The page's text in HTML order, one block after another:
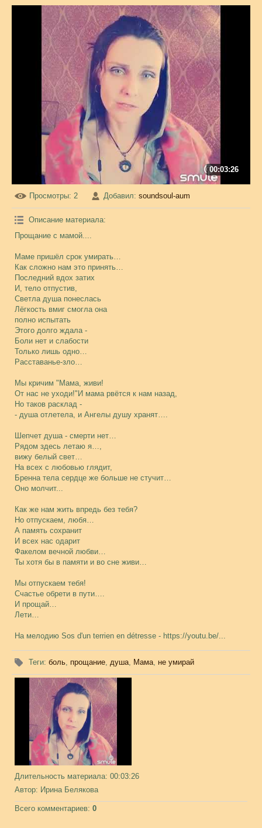
00:03:26
Просмотры: 2 Добавил: soundsoul-aum
Описание материала:
Прощание с мамой....
Маме пришёл срок умирать…
Как сложно нам это принять…
Последний вдох затих
И, тело отпустив,
Светла душа понеслась
Лёгкость вмиг смогла она
полно испытать
Этого долго ждала -
Боли нет и слабости
Только лишь одно…
Расставанье-зло…
Мы кричим "Мама, живи!
От нас не уходи!"И мама рвётся к нам назад,
Но таков расклад -
- душа отлетела, и Ангелы душу хранят….
Шепчет душа - смерти нет…
Рядом здесь летаю я…,
вижу белый свет…
На всех с любовью глядит,
Бренна тела сердце же больше не стучит…
Оно молчит...
Как же нам жить впредь без тебя?
Но отпускаем, любя…
А память сохранит
И всех нас одарит
Факелом вечной любви…
Ты хотя бы в памяти и во сне живи…
Мы отпускаем тебя!
Счастье обрети в пути….
И прощай…
Лети…
На мелодию Sos d'un terrien en détresse - https://youtu.be/...
Теги: боль, прощание, душа, Мама, не умирай
Длительность материала: 00:03:26
Автор: Ирина Белякова
Всего комментариев: 0